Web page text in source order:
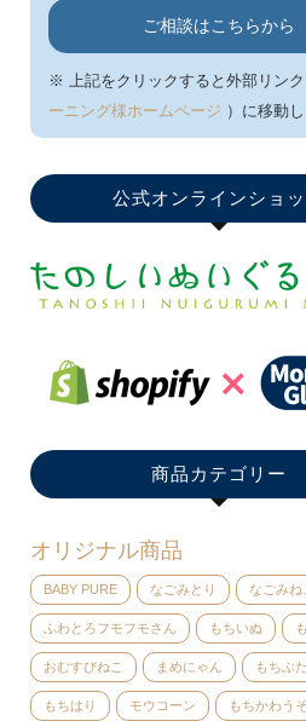
ご相談はこちらから
※ 上記をクリックすると外部リンク
ーニング様ホームページ ）に移動し
公式オンラインショ
商品カテゴリー
オリジナル商品
BABY PURE なごみとり なごみね
ふわとろフモフモさん もちいぬ
おむすびねこ まめにゃん もちぶた
もちはり モウコーン もちかわうそ